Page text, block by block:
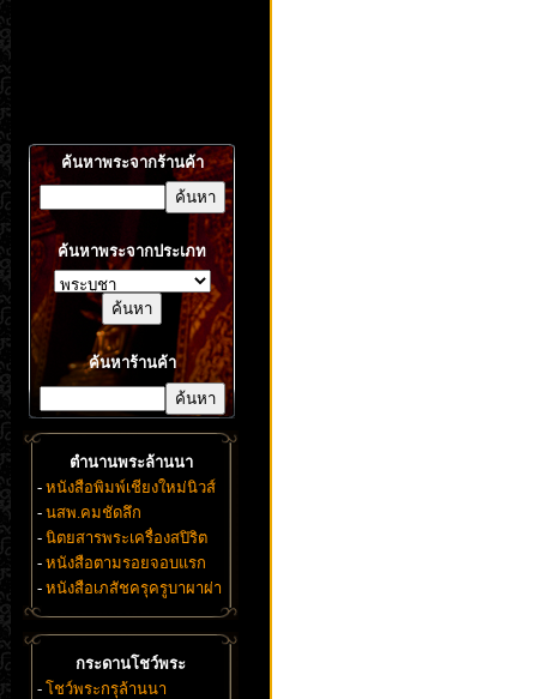
ค้นหาพระจากร้านค้า
ค้นหาพระจากประเภท
ค้นหาร้านค้า
ตำนานพระล้านนา
- หนังสือพิมพ์เชียงใหม่นิวส์
- นสพ.คมชัดลึก
- นิตยสารพระเครื่องสปิริต
- หนังสือตามรอยจอบแรก
- หนังสือเภสัชครุครูบาผาผ่า
กระดานโชว์พระ
- โชว์พระกรุล้านนา